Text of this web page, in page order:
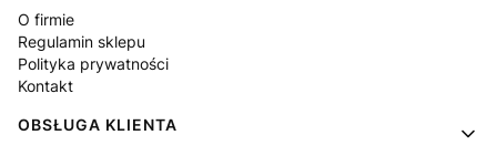
O firmie
Regulamin sklepu
Polityka prywatności
Kontakt
OBSŁUGA KLIENTA